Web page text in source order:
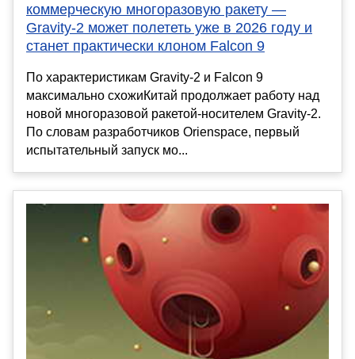
коммерческую многоразовую ракету —
Gravity-2 может полететь уже в 2026 году и
станет практически клоном Falcon 9
По характеристикам Gravity-2 и Falcon 9
максимально схожиКитай продолжает работу над
новой многоразовой ракетой-носителем Gravity-2.
По словам разработчиков Orienspace, первый
испытательный запуск мо...